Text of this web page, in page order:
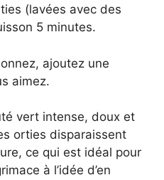
(lavées avec des
5 minutes.
ajoutez une
aimez.
vert intense, doux et
orties disparaissent
ce qui est idéal pour
à l’idée d’en